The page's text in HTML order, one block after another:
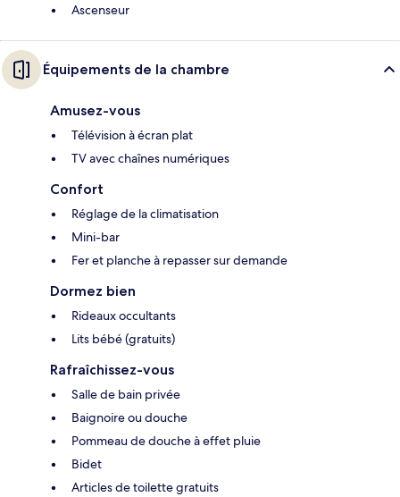
Ascenseur
Équipements de la chambre
Amusez-vous
Télévision à écran plat
TV avec chaînes numériques
Confort
Réglage de la climatisation
Mini-bar
Fer et planche à repasser sur demande
Dormez bien
Rideaux occultants
Lits bébé (gratuits)
Rafraîchissez-vous
Salle de bain privée
Baignoire ou douche
Pommeau de douche à effet pluie
Bidet
Articles de toilette gratuits